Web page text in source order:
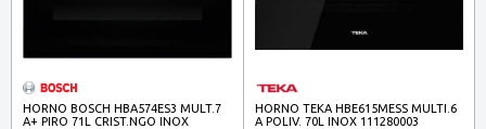
HORNO BOSCH HBA574ES3 MULT.7
A+ PIRO 71L CRIST.NGO INOX
HORNO TEKA HBE615MESS MULTI.6
A POLIV. 70L INOX 111280003